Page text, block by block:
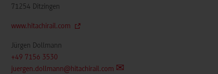
71254 Ditzingen
www.hitachirail.com
Jürgen Dollmann
+49 7156 3530
juergen.dollmann@hitachirail.com